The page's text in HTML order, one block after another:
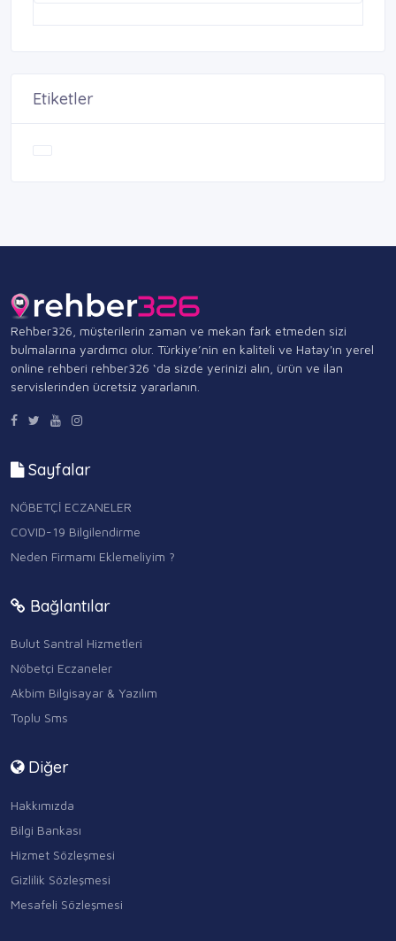
Etiketler
Rehber326, müşterilerin zaman ve mekan fark etmeden sizi
bulmalarına yardımcı olur. Türkiye’nin en kaliteli ve Hatay'ın yerel
online rehberi rehber326 ‘da sizde yerinizi alın, ürün ve ilan
servislerinden ücretsiz yararlanın.
Sayfalar
NÖBETÇİ ECZANELER
COVID-19 Bilgilendirme
Neden Firmamı Eklemeliyim ?
Bağlantılar
Bulut Santral Hizmetleri
Nöbetçi Eczaneler
Akbim Bilgisayar & Yazılım
Toplu Sms
Diğer
Hakkımızda
Bilgi Bankası
Hizmet Sözleşmesi
Gizlilik Sözleşmesi
Mesafeli Sözleşmesi